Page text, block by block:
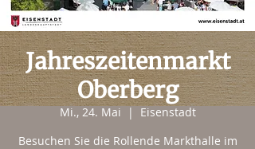
Jahreszeitenmarkt
Oberberg
Mi., 24. Mai
  |
Eisenstadt
Besuchen Sie die Rollende Markthalle im